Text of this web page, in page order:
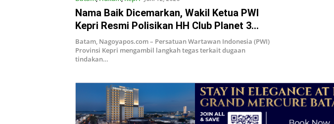
Nama Baik Dicemarkan, Wakil Ketua PWI
Kepri Resmi Polisikan HH Club Planet 3
Batam
Batam, Nagoyapos.com – Persatuan Wartawan Indonesia (PWI)
Provinsi Kepri mengambil langkah tegas terkait dugaan
tindakan…